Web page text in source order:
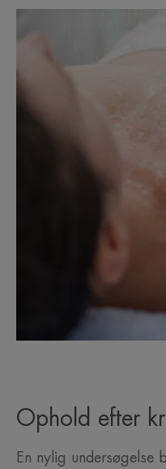
Ophold efter
En nylig undersøgelse